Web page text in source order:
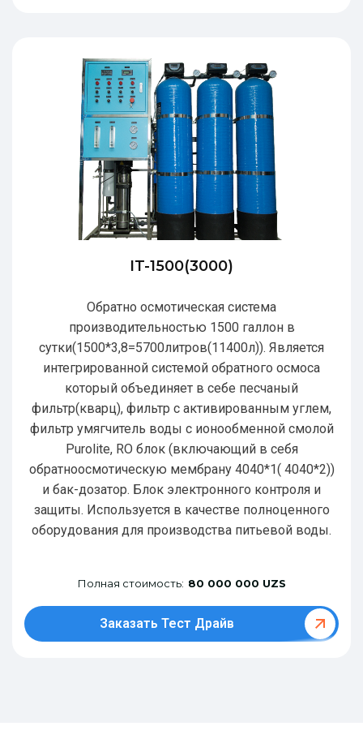
IT-1500(3000)
Обратно осмотическая система
производительностью 1500 галлон в
сутки(1500*3,8=5700литров(11400л)). Является
интегрированной системой обратного осмоса
который объединяет в себе песчаный
фильтр(кварц), фильтр с активированным углем,
фильтр умягчитель воды с ионообменной смолой
Purolite, RO блок (включающий в себя
обратноосмотическую мембрану 4040*1( 4040*2))
и бак-дозатор. Блок электронного контроля и
защиты. Используется в качестве полноценного
оборудования для производства питьевой воды.
Полная стоимость: 80 000 000 UZS
Заказать Тест Драйв